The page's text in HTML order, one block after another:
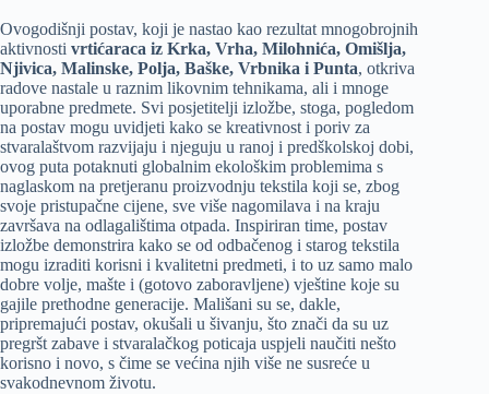
Ovogodišnji postav, koji je nastao kao rezultat mnogobrojnih
aktivnosti vrtićaraca iz Krka, Vrha, Milohnića, Omišlja,
Njivica, Malinske, Polja, Baške, Vrbnika i Punta, otkriva
radove nastale u raznim likovnim tehnikama, ali i mnoge
uporabne predmete. Svi posjetitelji izložbe, stoga, pogledom
na postav mogu uvidjeti kako se kreativnost i poriv za
stvaralaštvom razvijaju i njeguju u ranoj i predškolskoj dobi,
ovog puta potaknuti globalnim ekološkim problemima s
naglaskom na pretjeranu proizvodnju tekstila koji se, zbog
svoje pristupačne cijene, sve više nagomilava i na kraju
završava na odlagalištima otpada. Inspiriran time, postav
izložbe demonstrira kako se od odbačenog i starog tekstila
mogu izraditi korisni i kvalitetni predmeti, i to uz samo malo
dobre volje, mašte i (gotovo zaboravljene) vještine koje su
gajile prethodne generacije. Mališani su se, dakle,
pripremajući postav, okušali u šivanju, što znači da su uz
pregršt zabave i stvaralačkog poticaja uspjeli naučiti nešto
korisno i novo, s čime se većina njih više ne susreće u
svakodnevnom životu.